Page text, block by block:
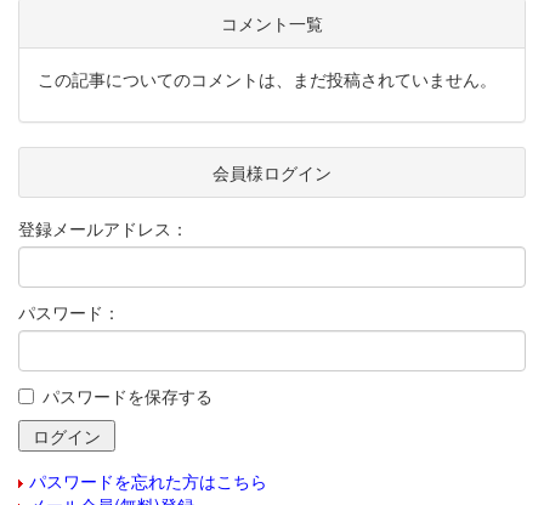
コメント一覧
この記事についてのコメントは、まだ投稿されていません。
会員様ログイン
登録メールアドレス：
パスワード：
パスワードを保存する
パスワードを忘れた方はこちら